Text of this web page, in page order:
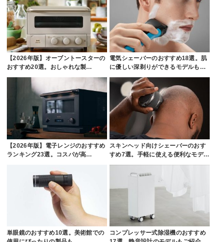
【2026年版】オーブントースターの
おすすめ20選。おしゃれな製…
電気シェーバーのおすすめ18選。肌
に優しい深剃りができるモデルも…
【2026年版】電子レンジのおすすめ
ランキング23選。コスパが高…
スキンヘッド向けシェーバーのおす
すめ7選。手軽に使える便利なモデ…
単眼鏡のおすすめ10選。美術館での
コンプレッサー式除湿機のおすすめ